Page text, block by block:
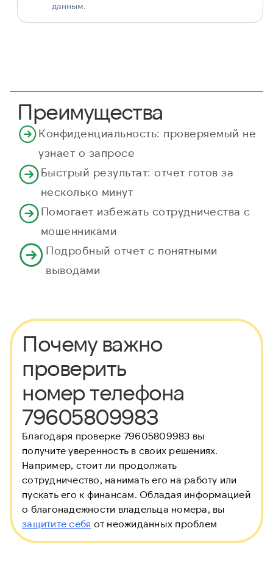
данным.
Преимущества
Конфиденциальность: проверяемый не
узнает о запросе
Быстрый результат: отчет готов за
несколько минут
Помогает избежать сотрудничества с
мошенниками
Подробный отчет с понятными
выводами
Почему важно
проверить
номер телефона
79605809983
Благодаря проверке 79605809983 вы
получите уверенность в своих решениях.
Например, стоит ли продолжать
сотрудничество, нанимать его на работу или
пускать его к финансам. Обладая информацией
о благонадежности владельца номера, вы
защитите себя от неожиданных проблем